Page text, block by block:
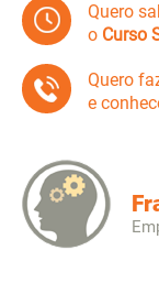
Quero
o Curso
Quero
e